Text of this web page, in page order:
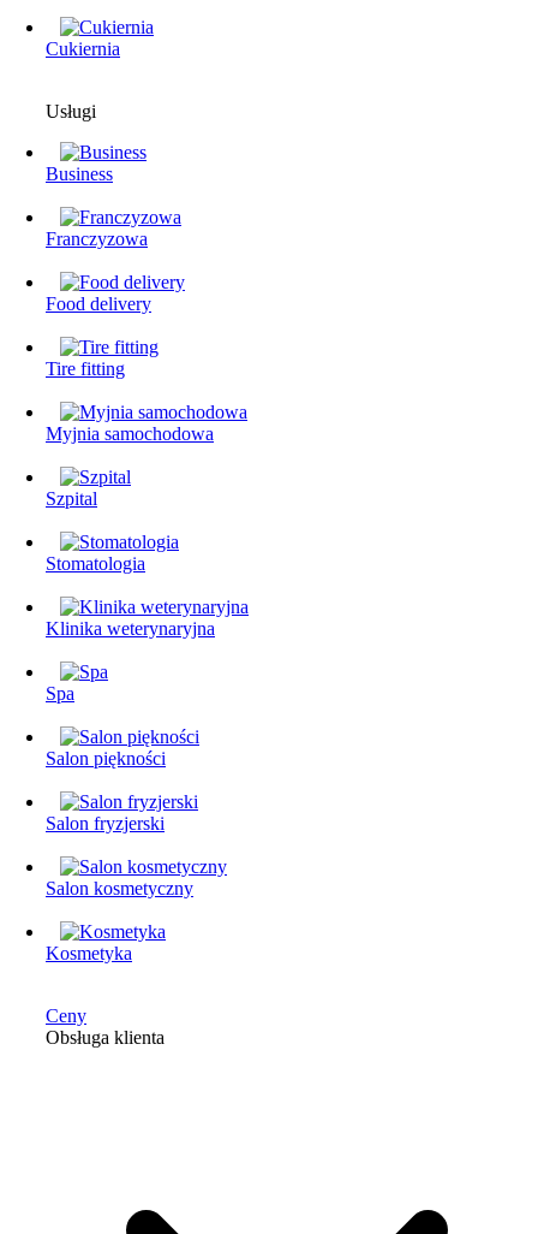
Cukiernia
Usługi
Business
Franczyzowa
Food delivery
Tire fitting
Myjnia samochodowa
Szpital
Stomatologia
Klinika weterynaryjna
Spa
Salon piękności
Salon fryzjerski
Salon kosmetyczny
Kosmetyka
Ceny
Obsługa klienta